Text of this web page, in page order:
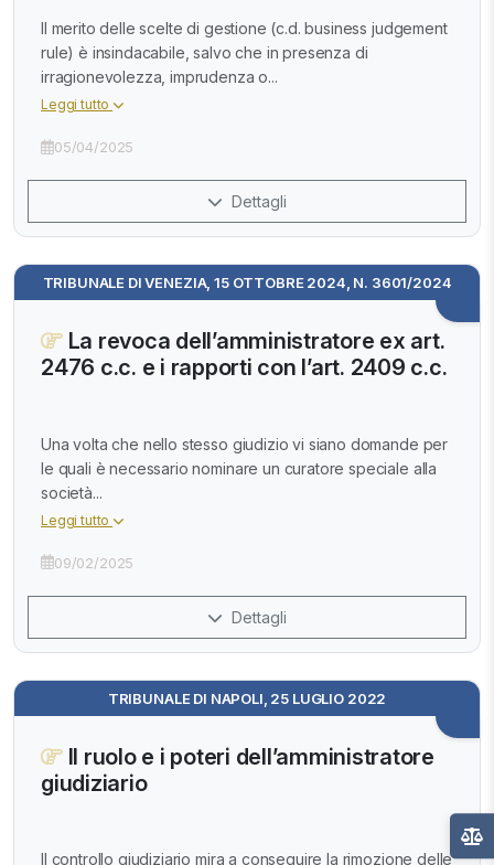
Il merito delle scelte di gestione (c.d. business judgement
rule) è insindacabile, salvo che in presenza di
irragionevolezza, imprudenza o...
Leggi tutto
05/04/2025
Dettagli
TRIBUNALE DI VENEZIA, 15 OTTOBRE 2024, N. 3601/2024
La revoca dell’amministratore ex art.
2476 c.c. e i rapporti con l’art. 2409 c.c.
Una volta che nello stesso giudizio vi siano domande per
le quali è necessario nominare un curatore speciale alla
società...
Leggi tutto
09/02/2025
Dettagli
TRIBUNALE DI NAPOLI, 25 LUGLIO 2022
Il ruolo e i poteri dell’amministratore
giudiziario
Il controllo giudiziario mira a conseguire la rimozione delle